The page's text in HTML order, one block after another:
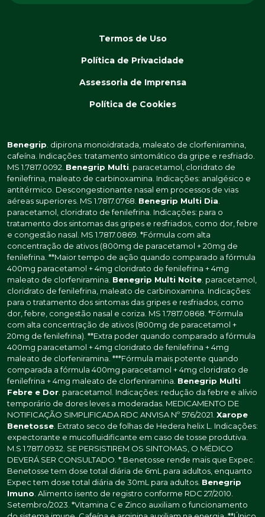
Termos de Uso
Política de Privacidade
Assessoria de Imprensa
Política de Cookies
Benegrip . dipirona monoidratada, maleato de clorfeniramina,
cafeína. Indicações: tratamento sintomático da gripe e resfriado.
MS 1.7817.0092. Benegrip Multi . paracetamol, cloridrato de
fenilefrina, maleato de carbinoxamina. Indicações: analgésico e
antitérmico. Descongestionante nasal em processos de vias
aéreas superiores. MS 1.7817.0768. Benegrip Multi Dia
paracetamol, cloridrato de fenilefrina. Indicações: para o
tratamento dos sintomas das gripes e resfriados, como dor, febre
e congestão nasal. MS 1.7817.0869. *Fórmula com alta
concentração de ativos (800mg de paracetamol + 20mg de
fenilefrina. **Maior tempo de ação quando comparado a fórmula
400mg paracetamol + 4mg cloridrato de fenilefrina + 4mg
maleato de clorfeniramina. Benegrip Multi Noite . paracetamol,
cloridrato de fenilefrina, maleato de carbinoxamina. Indicações:
para o tratamento dos sintomas das gripes e resfriados, como
dor, febre, congestão nasal e coriza. MS 1.7817.0868. *Fórmula
com alta concentração de ativos (800mg de paracetamol +
20mg de fenilefrina). **Extra poder quando comparado a fórmula
400mg paracetamol + 4mg cloridrato de fenilefrina + 4mg
maleato de clorfeniramina. ***Fórmula mais potente quando
comparada a fórmula 400mg paracetamol + 4mg cloridrato de
fenilefrina + 4mg maleato de clorfeniramina. Benegrip Multi
Febre e Dor . paracetamol. Indicações: redução da febre e alívio
temporário de dores leves a moderadas. MEDICAMENTO DE
NOTIFICAÇÃO SIMPLIFICADA RDC ANVISA Nº 576/2021. Xarope
Benetosse . Extrato seco de folhas de Hedera helix L. Indicações:
expectorante e mucofluidificante em caso de tosse produtiva.
M.S 1.7817.0932. SE PERSISTIREM OS SINTOMAS, O MÉDICO
DEVERÁ SER CONSULTADO. *.Benetosse rende mais que Expec.
Benetosse tem dose total diária de 6mL para adultos, enquanto
Expec tem dose total diária de 30mL para adultos. Benegrip
Imuno . Alimento isento de registro conforme RDC 27/2010.
Setembro/2023. *Vitamina C e Zinco auxiliam o funcionamento